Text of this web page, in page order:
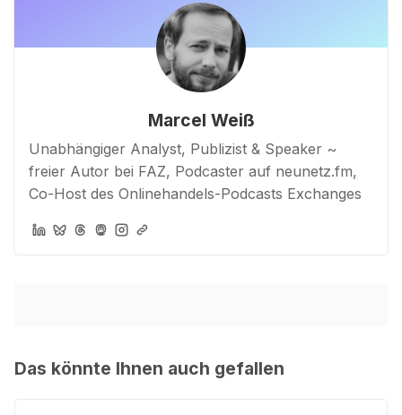
Marcel Weiß
Unabhängiger Analyst, Publizist & Speaker ~
freier Autor bei FAZ, Podcaster auf neunetz.fm,
Co-Host des Onlinehandels-Podcasts Exchanges
Das könnte Ihnen auch gefallen